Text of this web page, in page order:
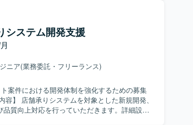
開発工程をご担当いただきます。 【求める
の業務知識を活かしながら、自ら主体的に仕様
いただける方を求めております。 関係者と円滑
取りながら、品質と生産性の両立を意識して
】 オンプレミスか
プロジェクトに参画することで、AWSを前提と
チャやモダンなJava開発の経験を積むことが
生産管理システムに携わることで、業務知識と
ただけます。 【開発環境】
中心としたアプリケーション開発環境にて、生
行います。
システム開発支援
ニア(業務委託・フリーランス)
ト案件における開発体制を強化するための募集
品質向上対応を行っていただきます。詳細設計